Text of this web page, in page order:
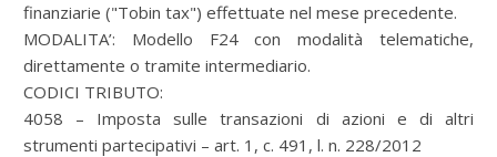
finanziarie ("Tobin tax") effettuate nel mese precedente.
MODALITA’: Modello F24 con modalità telematiche,
direttamente o tramite intermediario.
CODICI TRIBUTO:
4058 – Imposta sulle transazioni di azioni e di altri
strumenti partecipativi – art. 1, c. 491, l. n. 228/2012